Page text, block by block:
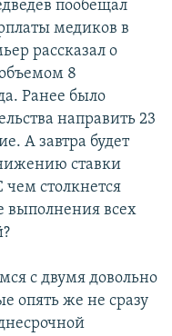
пообещал
медиков в
рассказал о
8
Ранее было
направить 23
А завтра будет
ставки
чем столкнется
выполнения всех
с двумя довольно
опять же не сразу